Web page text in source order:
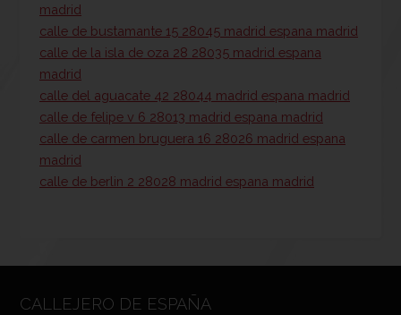
madrid
calle de bustamante 15 28045 madrid espana madrid
calle de la isla de oza 28 28035 madrid espana
madrid
calle del aguacate 42 28044 madrid espana madrid
calle de felipe v 6 28013 madrid espana madrid
calle de carmen bruguera 16 28026 madrid espana
madrid
calle de berlin 2 28028 madrid espana madrid
CALLEJERO DE ESPAÑA